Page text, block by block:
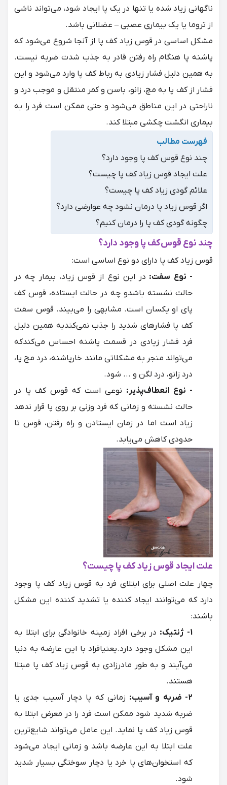
ناگهانی زیاد شده یا تنها در یک پا ایجاد شود، می‌تواند ناشی
از تروما یا یک بیماری عصبی – عضلانی باشد.
مشکل اساسی در قوس زیاد کف پا از آنجا شروع می‌شود که
پاشنه پا هنگام راه رفتن قادر به جذب شدت ضربه نیست.
به همین دلیل فشار زیادی به رباط کف پا وارد می‌شود و این
فشار از کف پا به مچ، زانو، باسن و کمر منتقل و موجب درد و
ناراحتی در این مناطق می‌شود و حتی ممکن است فرد را به
بیماری انگشت چکشی مبتلا کند.
فهرست مطالب
چند نوع قوس کف پا وجود دارد؟
علت ایجاد قوس زیاد کف پا چیست؟
علائم گودی زیاد کف پا چیست؟
اگر قوس زیاد پا درمان نشود چه عوارضی دارد؟
چگونه گودی کف پا را درمان کنیم؟
چند نوع قوس کف پا وجود دارد؟
قوس زیاد کف پا دارای دو نوع اساسی است:
- نوع سفت: در این نوع از قوس زیاد، بیمار چه در
حالت نشسته باشدو چه در حالت ایستاده، قوس کف
پای او یکسان است. مشابهی را می‌بیند. قوس سفت
کف پا فشارهای شدید را جذب نمی‌کندبه همین دلیل
فرد فشار زیادی در قسمت پاشنه احساس می‌کندکه
می‌تواند منجر به مشکلاتی مانند خارپاشنه، درد مچ پا،
درد زانو، درد لگن و ... شود.
- نوع انعطاف‌پذیر: نوعی است که قوس کف پا در
حالت نشسته و زمانی که فرد وزنی بر روی پا قرار ندهد
زیاد است اما در زمان ایستادن و راه رفتن، قوس تا
حدودی کاهش می‌یابد.
علت ایجاد قوس زیاد کف پا چیست؟
چهار علت اصلی برای ابتلای فرد به قوس زیاد کف پا وجود
دارد که می‌توانند ایجاد کننده یا تشدید کننده این مشکل
باشند:
1- ژنتیک:
در برخی افراد زمینه خانوادگی برای ابتلا به
این مشکل وجود دارد.یعنیافراد با این عارضه به دنیا
می‌آیند و به طور مادرزادی به قوس زیاد کف پا مبتلا
هستند.
2- ضربه و آسیب:
زمانی که پا دچار آسیب جدی یا
ضربه شدید شود ممکن است فرد را در معرض ابتلا به
قوس زیاد کف پا نماید. این عامل می‌تواند شایع‌ترین
علت ابتلا به این عارضه باشد و زمانی ایجاد می‌شود
که استخوان‌های پا خرد یا دچار سوختگی بسیار شدید
شود.